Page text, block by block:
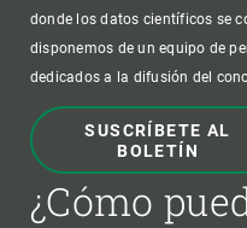
donde los datos científicos se
disponemos de un equipo de
dedicados a la difusión del
SUSCRÍBETE AL
BOLETÍN
¿Cómo